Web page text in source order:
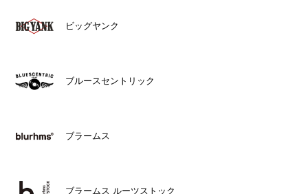
ビッグヤンク
ブルースセントリック
ブラームス
ブラームス ルーツストック